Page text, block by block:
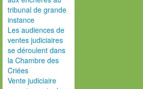
tribunal de grande
instance
Les audiences de
ventes judiciaires
se déroulent dans
la Chambre des
Criées
Vente judiciaire